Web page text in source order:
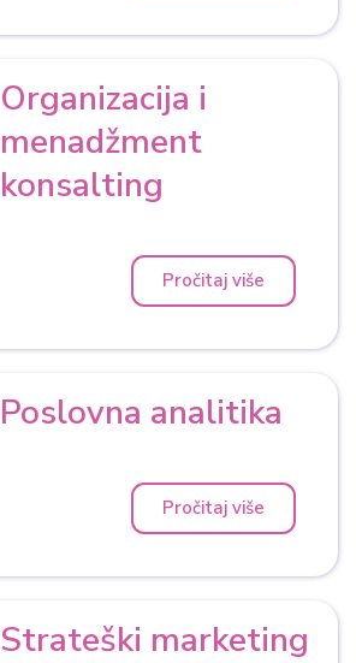
Organizacija i
menadžment
konsalting
Pročitaj više
Poslovna analitika
Pročitaj više
Strateški marketing